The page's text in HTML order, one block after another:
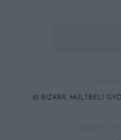
10 BIZARR, MÚLTBÉLI